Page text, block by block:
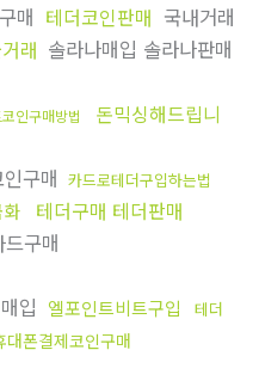
매 테더코인판매 국내거래
래 솔라나매입 솔라나판매
인구매방법
돈믹싱해드립니
구매 카드로테더구입하는법
테더구매 테더판매
구매
입 엘포인트비트구입
테더
대폰결제코인구매